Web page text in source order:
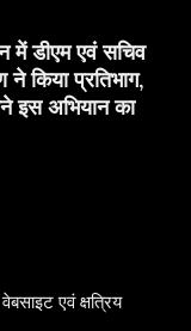
में डीएम एवं सचिव
ने किया प्रतिभाग,
इस अभियान का
एवं क्षत्रिय